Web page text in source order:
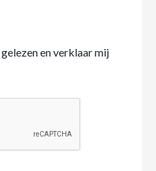
gelezen en verklaar mij